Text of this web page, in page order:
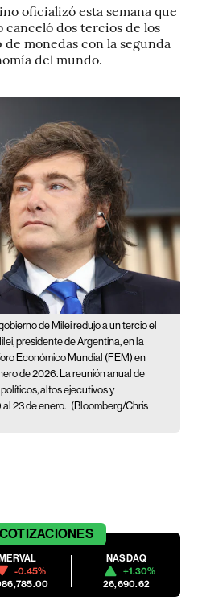
oficializó esta semana que
dos tercios de los
monedas con la segunda
del mundo.
de Milei redujo a un tercio el
presidente de Argentina, en la
Económico Mundial (FEM) en
de 2026. La reunión anual de
altos ejecutivos y
23 de enero. (Bloomberg/Chris
COTIZACIONES
-0.45%
NASDAQ
+1.30%
26,690.62